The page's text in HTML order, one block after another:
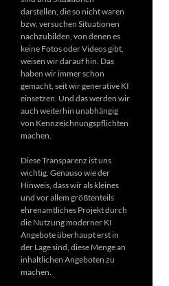
darstellen, die so nicht waren
bzw. versuchen Situationen
nachzubilden, von denen es
keine Fotos oder Videos gibt,
weisen wir darauf hin. Das
haben wir immer schon
gemacht, seit wir generative KI
einsetzen. Und das werden wir
auch weiterhin unabhängig
von Kennzeichnungspflichten
machen.
Diese Transparenz ist uns
wichtig. Genauso wie der
Hinweis, dass wir als kleines
und vor allem größtenteils
ehrenamtliches Projekt durch
die Nutzung moderner KI
Angebote überhaupt erst in
der Lage sind, diese Menge an
inhaltlichen Angeboten zu
machen.